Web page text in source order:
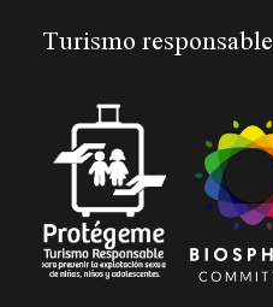
Turismo responsable